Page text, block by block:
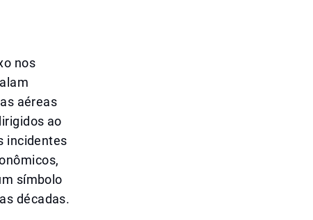
nos
aéreas
ao
incidentes
símbolo
décadas.